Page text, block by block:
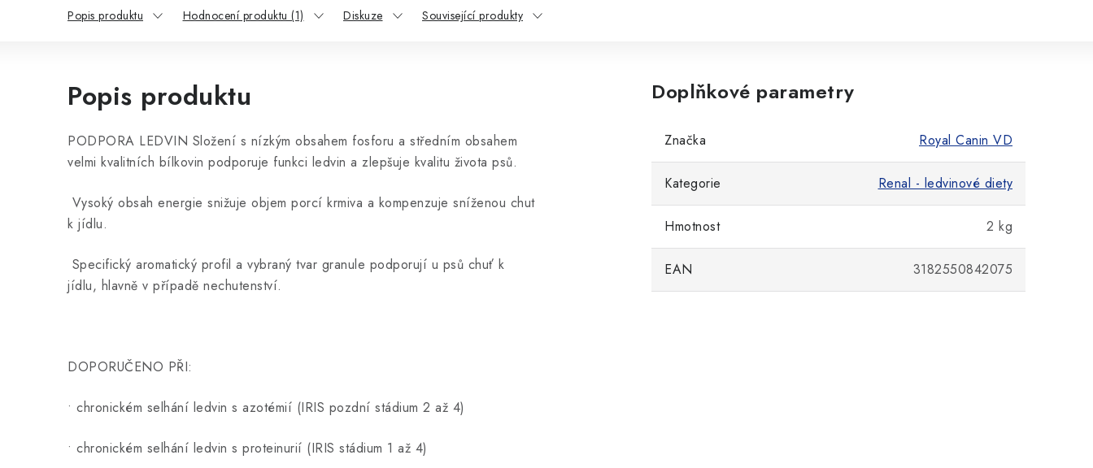
Popis produktu Hodnocení produktu (1) Diskuze Související produkty
Popis produktu
PODPORA LEDVIN Složení s nízkým obsahem fosforu a středním obsahem
velmi kvalitních bílkovin podporuje funkci ledvin a zlepšuje kvalitu života psů.
Vysoký obsah energie snižuje objem porcí krmiva a kompenzuje sníženou chut
k jídlu.
Specifický aromatický profil a vybraný tvar granule podporují u psů chuť k
jídlu, hlavně v případě nechutenství.
DOPORUČENO PŘI:
• chronickém selhání ledvin s azotémií (IRIS pozdní stádium 2 až 4)
• chronickém selhání ledvin s proteinurií (IRIS stádium 1 až 4)
Doplňkové parametry
Značka Royal Canin VD
Kategorie Renal - ledvinové diety
Hmotnost 2 kg
EAN 3182550842075